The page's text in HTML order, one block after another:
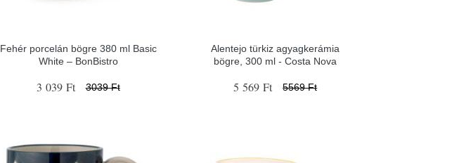
Fehér porcelán bögre 380 ml Basic
White – BonBistro
3 039 Ft 3039 Ft
Alentejo türkiz agyagkerámia
bögre, 300 ml - Costa Nova
5 569 Ft 5569 Ft